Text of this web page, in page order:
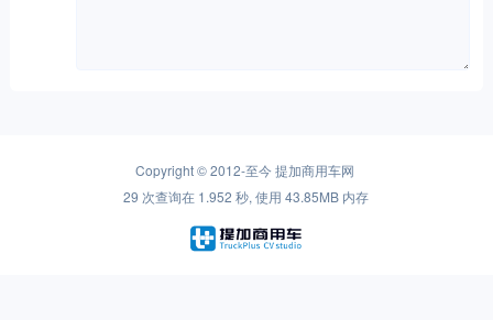
Copyright © 2012-至今提加商用车网
29 次查询在 1.952 秒, 使用 43.85MB 内存